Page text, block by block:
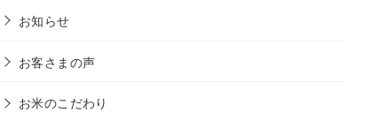
お知らせ
お客さまの声
お米のこだわり